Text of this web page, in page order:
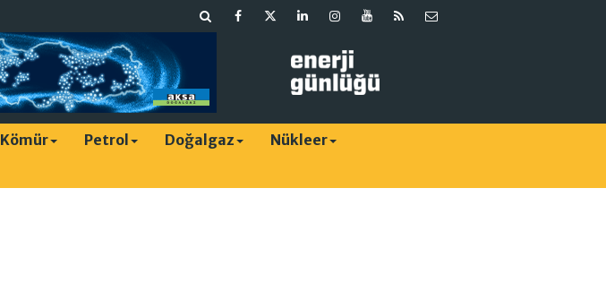
Kömür Petrol Doğalgaz
Nükleer